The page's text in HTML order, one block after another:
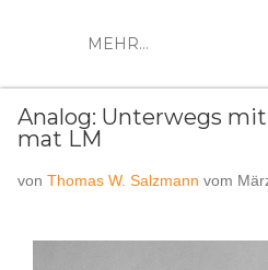
MEHR…
Analog: Unterwegs
mat LM
von Thomas W. Salzmann vom